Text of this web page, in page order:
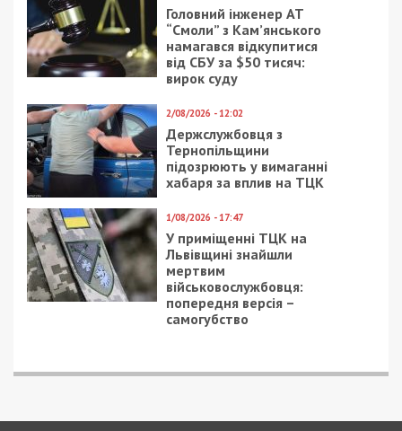
Головний інженер АТ
“Смоли” з Кам’янського
намагався відкупитися
від СБУ за $50 тисяч:
вирок суду
2/08/2026 - 12:02
Держслужбовця з
Тернопільщини
підозрюють у вимаганні
хабаря за вплив на ТЦК
1/08/2026 - 17:47
У приміщенні ТЦК на
Львівщині знайшли
мертвим
військовослужбовця:
попередня версія –
самогубство